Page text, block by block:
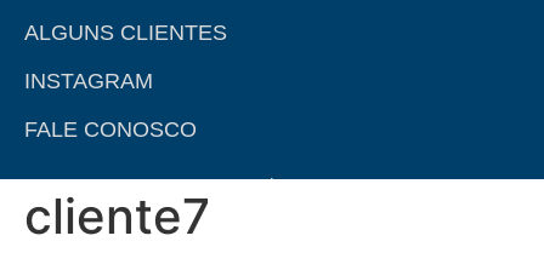
ALGUNS CLIENTES
INSTAGRAM
FALE CONOSCO
cliente7